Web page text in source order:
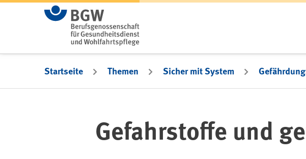
Zum Hauptinhalt springen
Startseite Themen Sicher mit System
Gefahrstoffe und